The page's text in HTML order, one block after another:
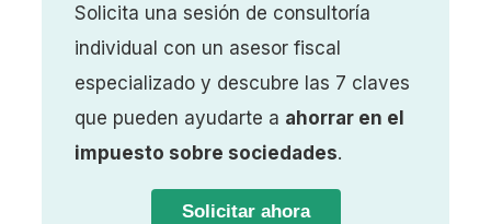
Solicita una sesión de consultoría
individual con un asesor fiscal
especializado y descubre las 7 claves
que pueden ayudarte a ahorrar en el
impuesto sobre sociedades.
Solicitar ahora